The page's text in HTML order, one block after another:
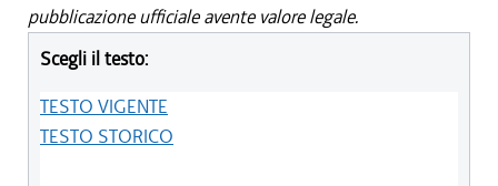
pubblicazione ufficiale avente valore legale.
Scegli il testo:
TESTO VIGENTE
TESTO STORICO